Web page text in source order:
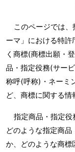
このページでは
ーマ」における特許
く商標(商標出願・
品・指定役務(サー
称呼(呼称)・ネーミ
ど、商標に関する情
指定商品・指定役
どのような指定商
か、どのような商